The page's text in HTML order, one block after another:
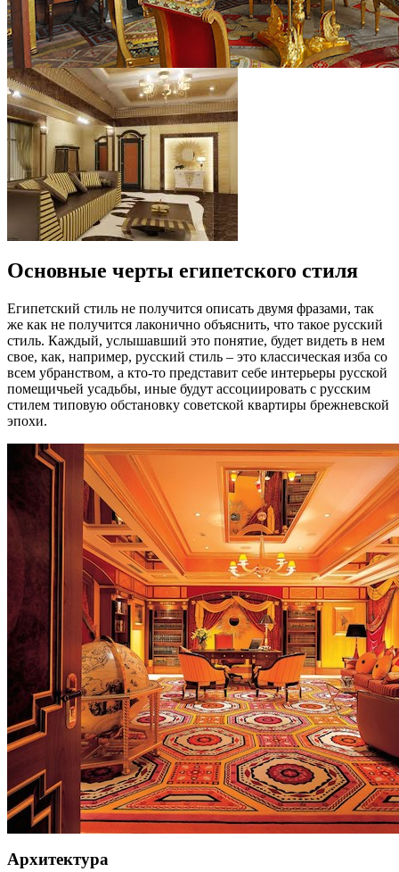
Основные черты египетского стиля
Египетский стиль не получится описать двумя фразами, так
же как не получится лаконично объяснить, что такое русский
стиль. Каждый, услышавший это понятие, будет видеть в нем
свое, как, например, русский стиль – это классическая изба со
всем убранством, а кто-то представит себе интерьеры русской
помещичьей усадьбы, иные будут ассоциировать с русским
стилем типовую обстановку советской квартиры брежневской
эпохи.
Архитектура